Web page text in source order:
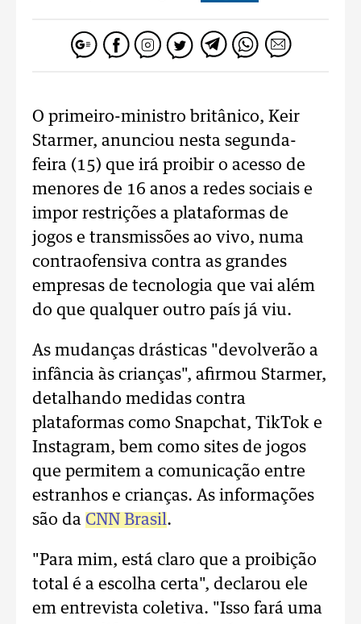
O primeiro-ministro britânico, Keir
Starmer, anunciou nesta segunda-
feira (15) que irá proibir o acesso de
menores de 16 anos a redes sociais e
impor restrições a plataformas de
jogos e transmissões ao vivo, numa
contraofensiva contra as grandes
empresas de tecnologia que vai além
do que qualquer outro país já viu.
As mudanças drásticas "devolverão a
infância às crianças", afirmou Starmer,
detalhando medidas contra
plataformas como Snapchat, TikTok e
Instagram, bem como sites de jogos
que permitem a comunicação entre
estranhos e crianças. As informações
são da CNN Brasil.
"Para mim, está claro que a proibição
total é a escolha certa", declarou ele
em entrevista coletiva. "Isso fará uma